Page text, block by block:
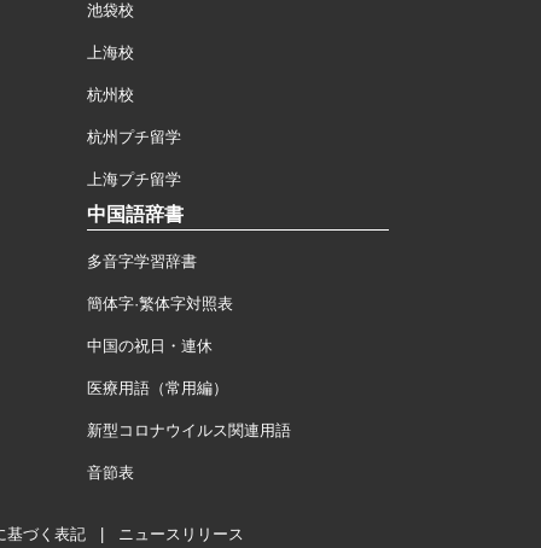
池袋校
上海校
杭州校
杭州プチ留学
上海プチ留学
中国語辞書
多音字学習辞書
簡体字·繁体字対照表
中国の祝日・連休
医療用語（常用編）
新型コロナウイルス関連用語
音節表
基づく表記 ニュースリリース